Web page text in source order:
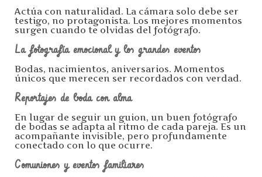
Actúa con naturalidad. La cámara solo debe ser
testigo, no protagonista. Los mejores momentos
surgen cuando te olvidas del fotógrafo.
La fotografía emocional y los grandes eventos
Bodas, nacimientos, aniversarios. Momentos
únicos que merecen ser recordados con verdad.
Reportajes de boda con alma
En lugar de seguir un guion, un buen fotógrafo
de bodas se adapta al ritmo de cada pareja. Es un
acompañante invisible, pero profundamente
conectado con lo que ocurre.
Comuniones y eventos familiares